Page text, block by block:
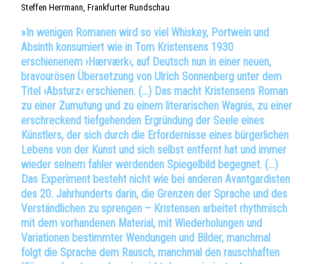
Steffen Herrmann, Frankfurter Rundschau
»In wenigen Romanen wird so viel Whiskey, Portwein und
Absinth konsumiert wie in Tom Kristensens 1930
erschienenem ›Hærværk‹, auf Deutsch nun in einer neuen,
bravourösen Übersetzung von Ulrich Sonnenberg unter dem
Titel ›Absturz‹ erschienen. (…) Das macht Kristensens Roman
zu einer Zumutung und zu einem literarischen Wagnis, zu einer
erschreckend tiefgehenden Ergründung der Seele eines
Künstlers, der sich durch die Erfordernisse eines bürgerlichen
Lebens von der Kunst und sich selbst entfernt hat und immer
wieder seinem fahler werdenden Spiegelbild begegnet. (…)
Das Experiment besteht nicht wie bei anderen Avantgardisten
des 20. Jahrhunderts darin, die Grenzen der Sprache und des
Verständlichen zu sprengen – Kristensen arbeitet rhythmisch
mit dem vorhandenen Material, mit Wiederholungen und
Variationen bestimmter Wendungen und Bilder, manchmal
folgt die Sprache dem Rausch, manchmal den rauschhaften